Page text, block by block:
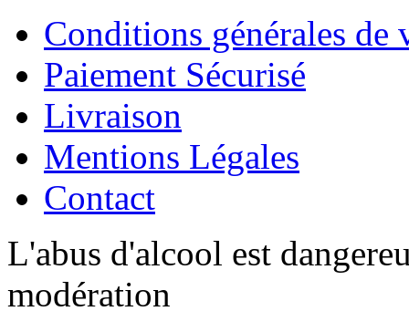
Conditions générales de
Paiement Sécurisé
Livraison
Mentions Légales
Contact
L'abus d'alcool est
modération